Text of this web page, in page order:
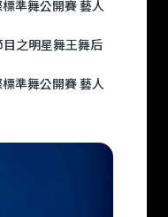
標準舞公開賽 藝人
之明星舞王舞后
標準舞公開賽 藝人